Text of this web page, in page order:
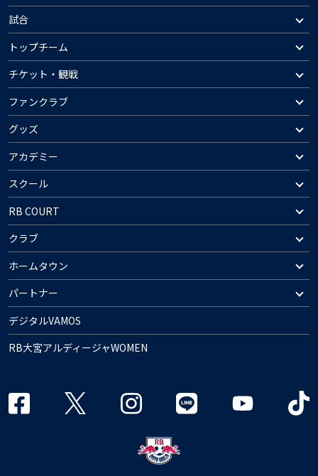
試合
トップチーム
チケット・観戦
ファンクラブ
グッズ
アカデミー
スクール
RB COURT
クラブ
ホームタウン
パートナー
デジタルVAMOS
RB大宮アルディージャWOMEN